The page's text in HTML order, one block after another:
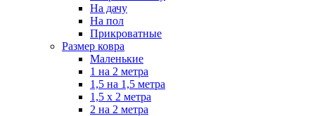
На дачу
На пол
Прикроватные
Размер ковра
Маленькие
1 на 2 метра
1,5 на 1,5 метра
1,5 х 2 метра
2 на 2 метра